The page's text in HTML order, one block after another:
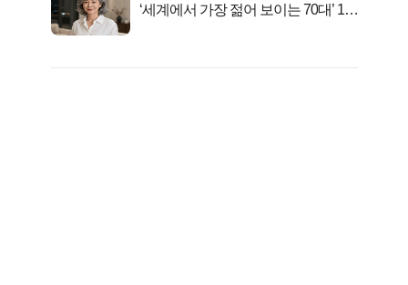
‘세계에서 가장 젊어 보이는 70대’ 1위